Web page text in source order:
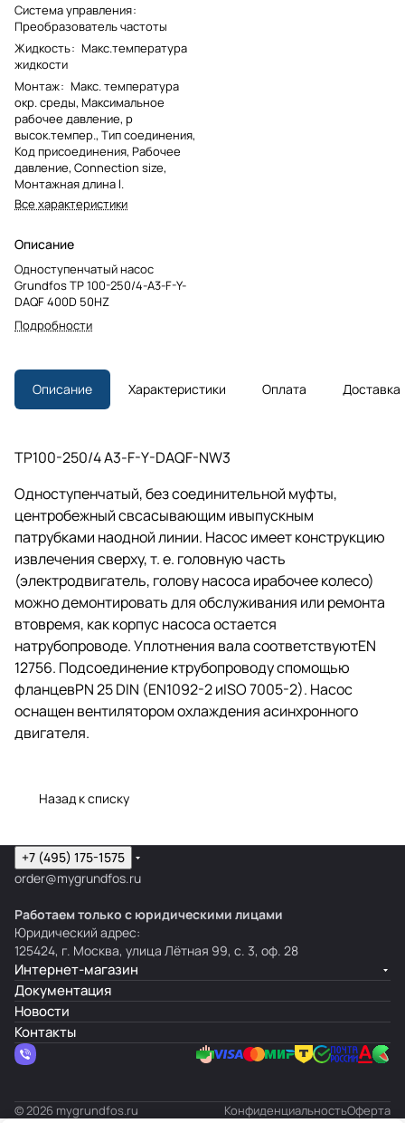
Система управления:
Преобразователь частоты
Жидкость: Макс.температура
жидкости
Монтаж: Макс. температура
окр. среды, Максимальное
рабочее давление, p
высок.темпер., Тип соединения,
Код присоединения, Рабочее
давление, Connection size,
Монтажная длина l.
Все характеристики
Описание
Одноступенчатый насос
Grundfos TP 100-250/4-A3-F-Y-
DAQF 400D 50HZ
Подробности
Описание Характеристики Оплата Доставка
TP100-250/4 A3-F-Y-DAQF-NW3
Одноступенчатый, без соединительной муфты,
центробежный свсасывающим ивыпускным
патрубками наодной линии. Насос имеет конструкцию
извлечения сверху,т. е. головную часть
(электродвигатель, голову насоса ирабочее колесо)
можно демонтировать для обслуживания или ремонта
втовремя, как корпус насоса остается
натрубопроводе. Уплотнения вала соответствуютEN
12756. Подсоединение ктрубопроводу спомощью
фланцевPN 25 DIN (EN1092-2 иISO 7005-2). Насос
оснащен вентилятором охлаждения асинхронного
двигателя.
Назад к списку
+7 (495) 175-1575
order@mygrundfos.ru
Работаем только с юридическими лицами
Юридический адрес:
125424, г. Москва, улица Лётная 99, с. 3, оф. 28
Интернет-магазин
Документация
Новости
Контакты
© 2026 mygrundfos.ru КонфиденциальностьОферта